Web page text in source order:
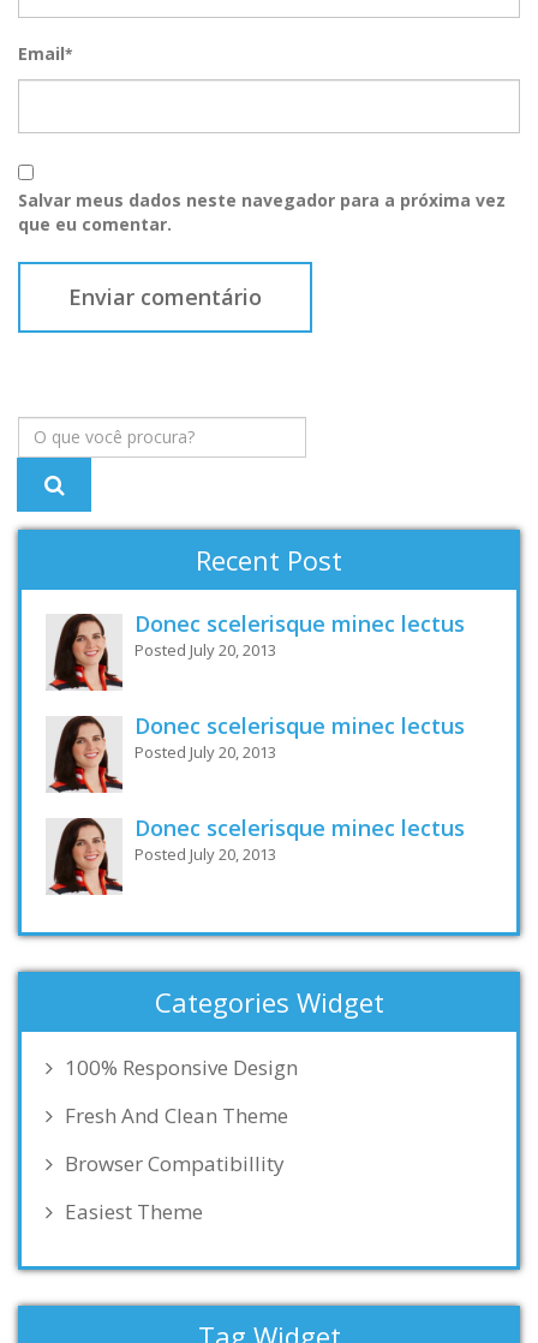
Email*
Salvar meus dados neste navegador para a próxima vez
que eu comentar.
Recent Post
Donec scelerisque minec lectus
Posted July 20, 2013
Donec scelerisque minec lectus
Posted July 20, 2013
Donec scelerisque minec lectus
Posted July 20, 2013
Categories Widget
100% Responsive Design
Fresh And Clean Theme
Browser Compatibillity
Easiest Theme
Tag Widget